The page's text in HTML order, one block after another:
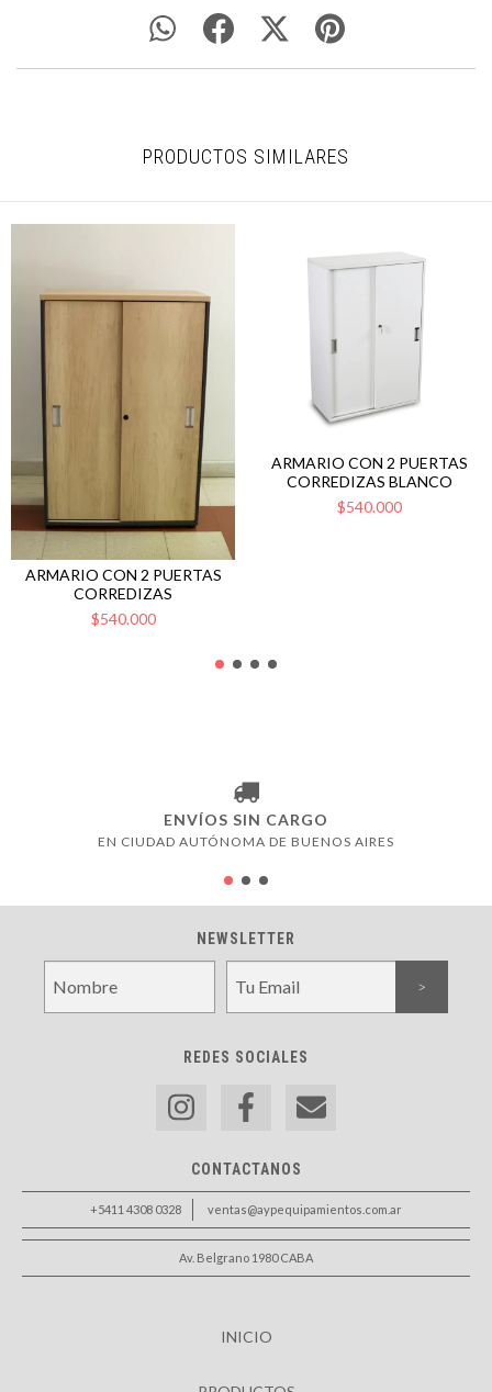
PRODUCTOS SIMILARES
ARMARIO CON 2 PUERTAS
CORREDIZAS
$540.000
ARMARIO CON 2 PUERTAS
CORREDIZAS BLANCO
$540.000
ENVÍOS SIN CARGO
EN CIUDAD AUTÓNOMA DE BUENOS AIRES
NEWSLETTER
REDES SOCIALES
CONTACTANOS
+5411 4308 0328 ventas@aypequipamientos.com.ar
Av. Belgrano 1980 CABA
INICIO